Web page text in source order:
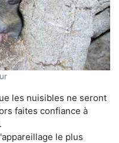
les nuisibles ne seront
faites confiance à
le plus